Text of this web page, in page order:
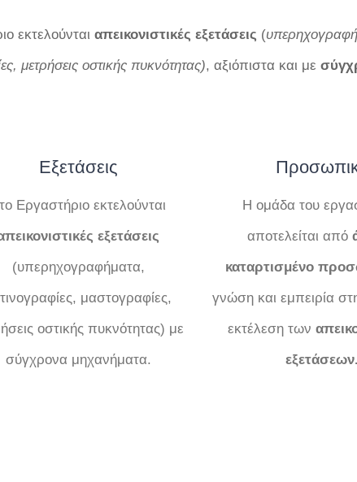
εκτελούνται απεικονιστικές εξετάσεις (
μετρήσεις οστικής πυκνότητας), αξιόπιστα και με
Εξετάσεις
Εργαστήριο εκτελούνται
εξετάσεις
(υπερηχογραφήματα,
μαστογραφίες,
οστικής πυκνότητας) με
σύγχρονα μηχανήματα.
Η ομάδα του
αποτελείται από
καταρτισμένο
γνώση και εμπειρία
εκτέλεση των
εξετάσεων.